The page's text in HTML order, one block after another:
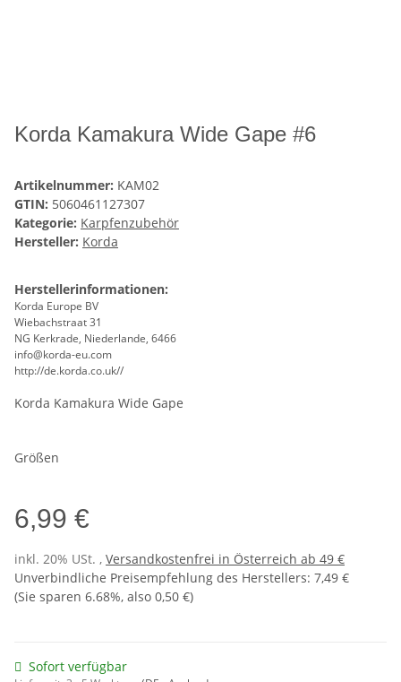
Korda Kamakura Wide Gape #6
Artikelnummer: KAM02
GTIN: 5060461127307
Kategorie: Karpfenzubehör
Hersteller: Korda
Herstellerinformationen:
Korda Europe BV
Wiebachstraat 31
NG Kerkrade, Niederlande, 6466
info@korda-eu.com
http://de.korda.co.uk//
Korda Kamakura Wide Gape
Größen
6,99 €
inkl. 20% USt. , Versandkostenfrei in Österreich ab 49 €
Unverbindliche Preisempfehlung des Herstellers: 7,49 €
(Sie sparen 6.68%, also 0,50 €)
Sofort verfügbar